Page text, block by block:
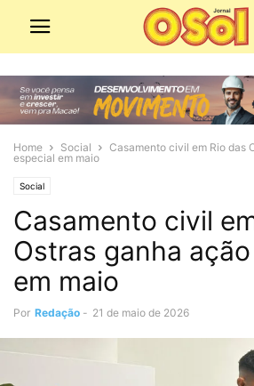
Home Social
Casamento civil em Rio das
especial em maio
Social
Casamento civil
Ostras ganha
em maio
Por Redação - 21 de maio de 2026